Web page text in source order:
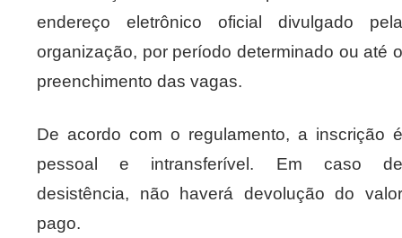
endereço eletrônico oficial divulgado pela
organização, por período determinado ou até o
preenchimento das vagas.
De acordo com o regulamento, a inscrição é
pessoal e intransferível. Em caso de
desistência, não haverá devolução do valor
pago.